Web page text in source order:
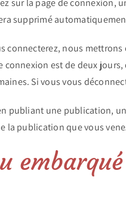
sur la page de connexion,
supprimé
connecterez, nous
connexion est de deux
Si vous vous
publiant une publication,
la publication que vous